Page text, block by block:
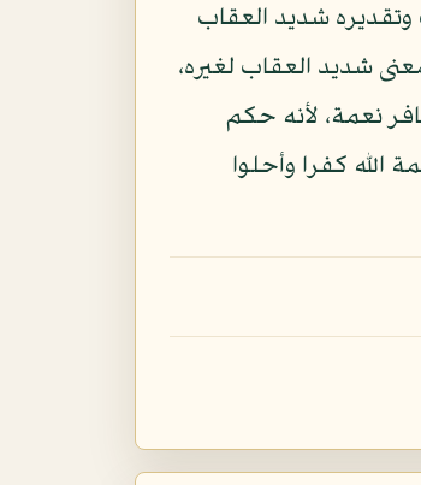
شديد العقاب
شديد العقاب لغيره،
نعمة، لأنه حكم
وأكثرهم الكافرون " ( 1 ) وقال: " بدلوا نعمة الله كفرا وأحلوا